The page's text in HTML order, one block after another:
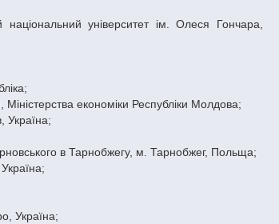
національний університет ім. Олеся Гончара,
економіки Республіки Молдова;
Україна;
в Тарнобжегу, м. Тарнобжег, Польща;
Україна;